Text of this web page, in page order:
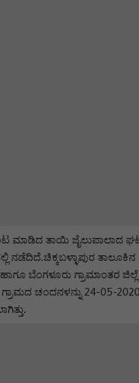
ಮಾಡಿದ ತಾಯಿ ಜೈಲುಪಾಲಾದ
ನಡೆದಿದೆ.ಚಿಕ್ಕಬಳ್ಳಾಪುರ ತಾಲೂಕಿನ
ಬೆಂಗಳೂರು ಗ್ರಾಮಾಂತರ
ಚಂದನಳನ್ನು 24-05-